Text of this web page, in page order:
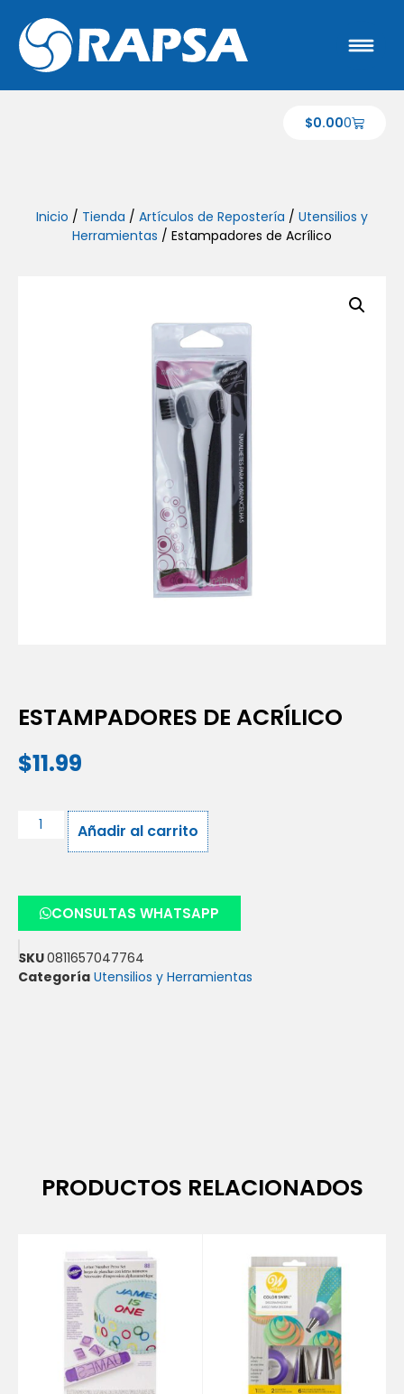
$0.000
Inicio / Tienda / Artículos de Repostería / Utensilios y
Herramientas / Estampadores de Acrílico
ESTAMPADORES DE ACRÍLICO
$11.99
Añadir al carrito
CONSULTAS WHATSAPP
SKU0811657047764
Categoría Utensilios y Herramientas
PRODUCTOS RELACIONADOS